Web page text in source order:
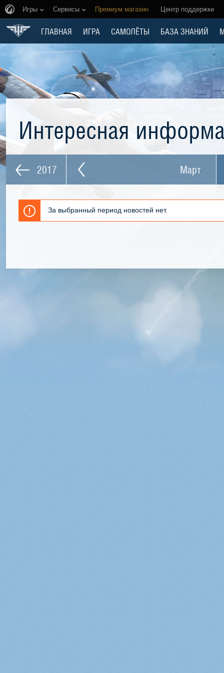
Игры Сервисы Премиум магазин Центр поддержки
ГЛАВНАЯ ИГРА САМОЛЁТЫ БАЗА ЗНАНИЙ
Интересная
2017 Март
За выбранный период новостей нет.